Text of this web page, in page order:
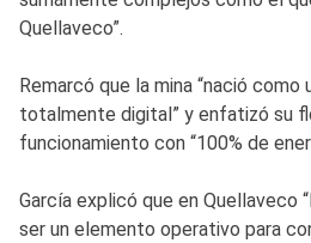
Quellaveco”.
Remarcó que la mina “nació como
totalmente digital” y enfatizó su
funcionamiento con “100% de
García explicó que en Quellaveco
ser un elemento operativo para